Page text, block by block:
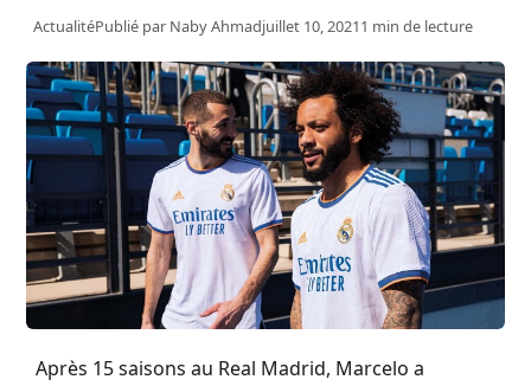
ActualitéPublié par Naby Ahmadjuillet 10, 20211 min de lecture
Après 15 saisons au Real Madrid, Marcelo a